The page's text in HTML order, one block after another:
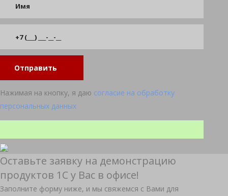
Отправить
Нажимая на кнопку, я даю согласие на обработку
персональных данных
Оставьте заявку на демонстрацию
продуктов 1С у Вас в офисе!
Заполните форму ниже, и мы свяжемся с Вами для